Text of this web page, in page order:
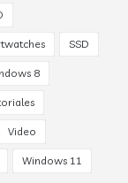
SSD
8
Video
Windows 11